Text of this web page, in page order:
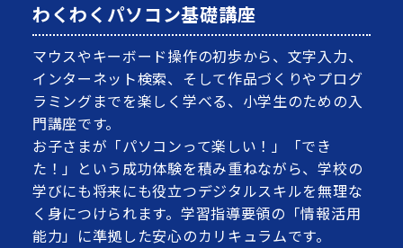
わくわくパソコン基礎講座
マウスやキーボード操作の初歩から、文字入力、
インターネット検索、そして作品づくりやプログ
ラミングまでを楽しく学べる、小学生のための入
門講座です。
お子さまが「パソコンって楽しい！」「でき
た！」という成功体験を積み重ねながら、学校の
学びにも将来にも役立つデジタルスキルを無理な
く身につけられます。学習指導要領の「情報活用
能力」に準拠した安心のカリキュラムです。